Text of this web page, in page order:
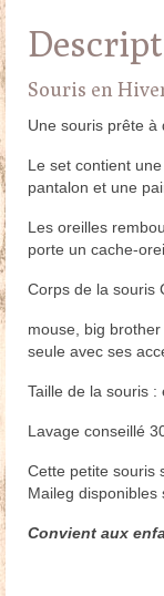
Souris en
Une souris prête à
Le set contient
pantalon et une
Les oreilles
porte un cache-
Corps de la souris
mouse, big
seule avec ses
Taille de la souris
Lavage conseillé
Cette petite souris
Maileg disponibles
Convient aux